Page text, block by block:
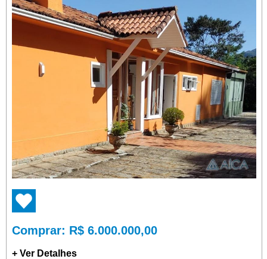
Comprar: R$ 6.000.000,00
+ Ver Detalhes